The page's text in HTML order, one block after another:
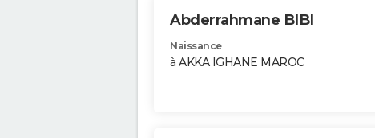
Abderrahmane BIBI
Naissance
à AKKA IGHANE MAROC